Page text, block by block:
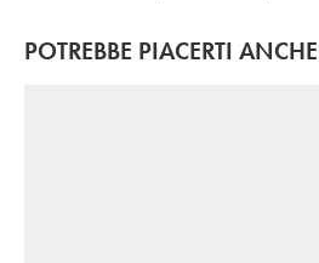
POTREBBE PIACERTI